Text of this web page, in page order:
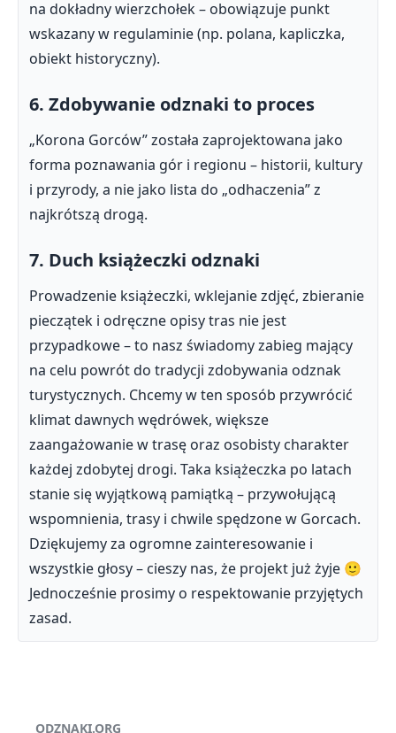
na dokładny wierzchołek – obowiązuje punkt
wskazany w regulaminie (np. polana, kapliczka,
obiekt historyczny).
6. Zdobywanie odznaki to proces
„Korona Gorców” została zaprojektowana jako
forma poznawania gór i regionu – historii, kultury
i przyrody, a nie jako lista do „odhaczenia” z
najkrótszą drogą.
7. Duch książeczki odznaki
Prowadzenie książeczki, wklejanie zdjęć, zbieranie
pieczątek i odręczne opisy tras nie jest
przypadkowe – to nasz świadomy zabieg mający
na celu powrót do tradycji zdobywania odznak
turystycznych. Chcemy w ten sposób przywrócić
klimat dawnych wędrówek, większe
zaangażowanie w trasę oraz osobisty charakter
każdej zdobytej drogi. Taka książeczka po latach
stanie się wyjątkową pamiątką – przywołującą
wspomnienia, trasy i chwile spędzone w Gorcach.
Dziękujemy za ogromne zainteresowanie i
wszystkie głosy – cieszy nas, że projekt już żyje 🙂
Jednocześnie prosimy o respektowanie przyjętych
zasad.
ODZNAKI.ORG